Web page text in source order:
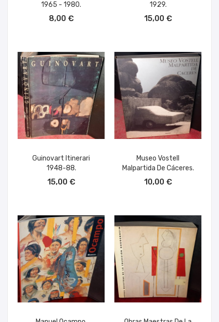
1965 - 1980.
8,00 €
1929.
15,00 €
Guinovart Itinerari
1948-88.
15,00 €
Museo Vostell
Malpartida De Cáceres.
10,00 €